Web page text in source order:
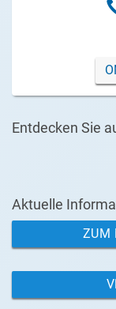
Entdecken Sie
Aktuelle
ZUM